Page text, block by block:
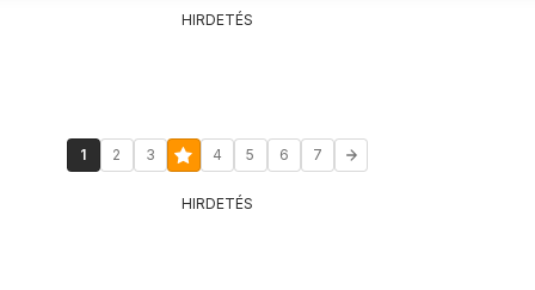
HIRDETÉS
1 2 3 4 5 6 7
HIRDETÉS